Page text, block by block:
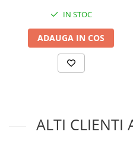
IN STOC
ADAUGA IN COS
ALTI CLIENTI